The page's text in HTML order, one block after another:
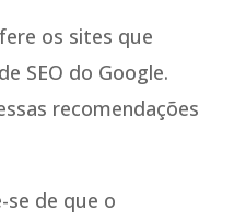
os sites que
SEO do Google.
recomendações
se de que o